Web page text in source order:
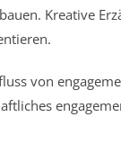
Kreative